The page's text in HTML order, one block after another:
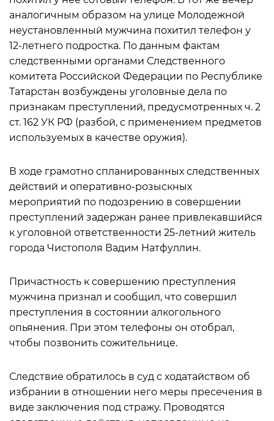
аналогичным образом на улице Молодежной
неустановленный мужчина похитил телефон у
12-летнего подростка. По данным фактам
следственными органами Следственного
комитета Российской Федерации по Республике
Татарстан возбуждены уголовные дела по
признакам преступлений, предусмотренных ч. 2
ст. 162 УК РФ (разбой, с применением предметов
используемых в качестве оружия).
В ходе грамотно спланированных следственных
действий и оперативно-розыскных
мероприятий по подозрению в совершении
преступлений задержан ранее привлекавшийся
к уголовной ответственности 25-летний житель
города Чистополя Вадим Натфуллин.
Причастность к совершению преступления
мужчина признал и сообщил, что совершил
преступления в состоянии алкогольного
опьянения. При этом телефоны он отобрал,
чтобы позвонить сожительнице.
Следствие обратилось в суд с ходатайством об
избрании в отношении него меры пресечения в
виде заключения под стражу. Проводятся